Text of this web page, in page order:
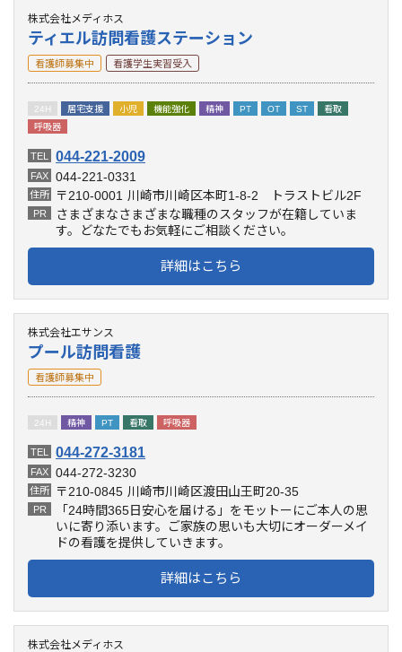
株式会社メディホス
ティエル訪問看護ステーション
看護師募集中 看護学生実習受入
24H 居宅支援 小児 機能強化 精神 PT OT ST
看取
呼吸器
TEL 044-221-2009
FAX 044-221-0331
住所 〒210-0001 川崎市川崎区本町1-8-2 トラストビル2F
PR
さまざまなさまざまな職種のスタッフが在籍していま
す。どなたでもお気軽にご相談ください。
詳細はこちら
株式会社エサンス
プール訪問看護
看護師募集中
24H 精神 PT 看取 呼吸器
TEL 044-272-3181
FAX 044-272-3230
住所 〒210-0845 川崎市川崎区渡田山王町20-35
PR
「24時間365日安心を届ける」をモットーにご本人の思
いに寄り添います。ご家族の思いも大切にオーダーメイ
ドの看護を提供していきます。
詳細はこちら
株式会社メディホス